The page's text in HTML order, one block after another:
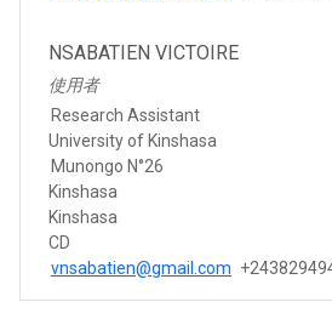
NSABATIEN VICTOIRE
使用者
Research Assistant
University of Kinshasa
Munongo N°26
Kinshasa
Kinshasa
CD
vnsabatien@gmail.com